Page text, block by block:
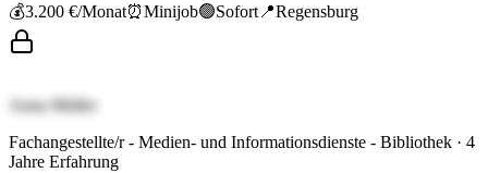
💰3.200 €/Monat⏰Minijob🟢Sofort 📍Regensburg
Anna Müller
Fachangestellte/r - Medien- und Informationsdienste - Bibliothek · 4
Jahre Erfahrung